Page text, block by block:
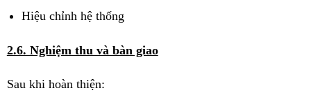
Hiệu chỉnh hệ thống
2.6. Nghiệm thu và bàn giao
Sau khi hoàn thiện: